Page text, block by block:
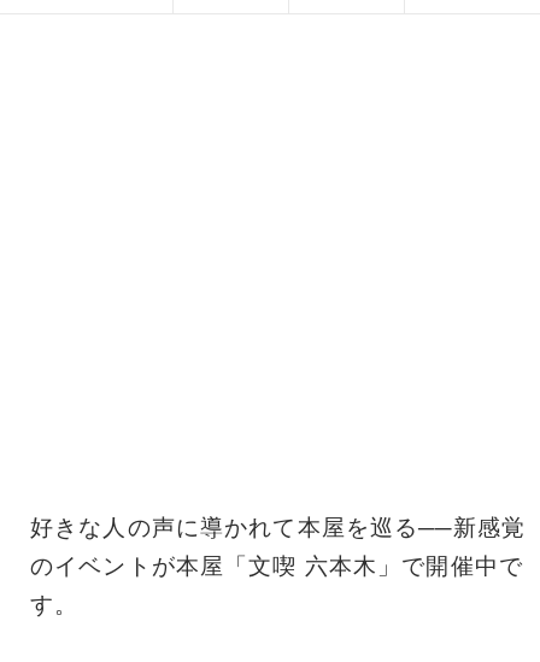
好きな人の声に導かれて本屋を巡る──新感覚
のイベントが本屋「文喫 六本木」で開催中で
す。